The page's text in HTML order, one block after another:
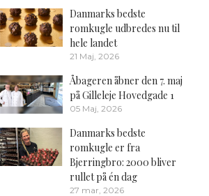
Danmarks bedste
romkugle udbredes nu til
hele landet
21 Maj, 2026
Åbageren åbner den 7. maj
på Gilleleje Hovedgade 1
05 Maj, 2026
Danmarks bedste
romkugle er fra
Bjerringbro: 2000 bliver
rullet på én dag
27 mar, 2026